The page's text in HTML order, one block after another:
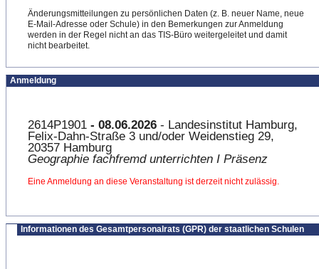
Änderungsmitteilungen zu persönlichen Daten (z. B. neuer Name, neue
E-Mail-Adresse oder Schule) in den Bemerkungen zur Anmeldung
werden in der Regel nicht an das TIS-Büro weitergeleitet und damit
nicht bearbeitet.
Anmeldung
2614P1901 - 08.06.2026 - Landesinstitut Hamburg,
Felix-Dahn-Straße 3 und/oder Weidenstieg 29,
20357 Hamburg
Geographie fachfremd unterrichten I Präsenz
Eine Anmeldung an diese Veranstaltung ist derzeit nicht zulässig.
Informationen des Gesamtpersonalrats (GPR) der staatlichen Schulen